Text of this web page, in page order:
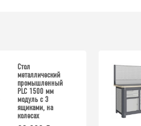
Стол
металлический
промышленный
PLC 1500 мм
модуль с 3
ящиками, на
колесах